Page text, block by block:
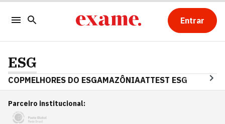
Entrar
ESG
COPMELHORES DO ESGAMAZÔNIAATTEST ESG
Parceiro institucional: